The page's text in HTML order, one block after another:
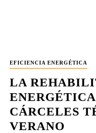
EFICIENCIA ENERGÉTICA
LA
CÁRCELES
VERANO